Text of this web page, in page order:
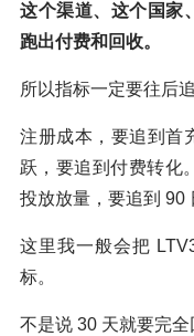
这个渠道、这个国家
跑出付费和回收。
所以指标一定要往后追
注册成本，要追到首
跃，要追到付费转化
投放放量，要追到 90
这里我一般会把
标。
不是说 30 天就要完全